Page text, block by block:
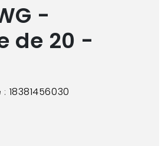
-
de 20 -
: 18381456030